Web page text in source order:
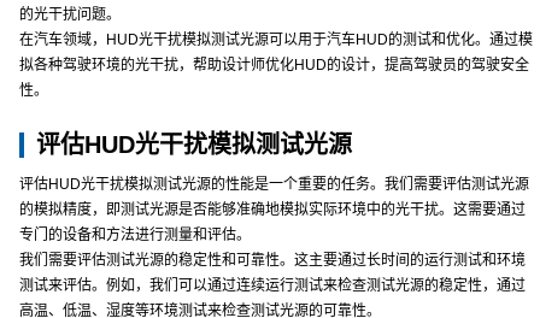
的光干扰问题。
在汽车领域，HUD光干扰模拟测试光源可以用于汽车HUD的测试和优化。通过模
拟各种驾驶环境的光干扰，帮助设计师优化HUD的设计，提高驾驶员的驾驶安全
性。
评估HUD光干扰模拟测试光源
评估HUD光干扰模拟测试光源的性能是一个重要的任务。我们需要评估测试光源
的模拟精度，即测试光源是否能够准确地模拟实际环境中的光干扰。这需要通过
专门的设备和方法进行测量和评估。
我们需要评估测试光源的稳定性和可靠性。这主要通过长时间的运行测试和环境
测试来评估。例如，我们可以通过连续运行测试来检查测试光源的稳定性，通过
高温、低温、湿度等环境测试来检查测试光源的可靠性。